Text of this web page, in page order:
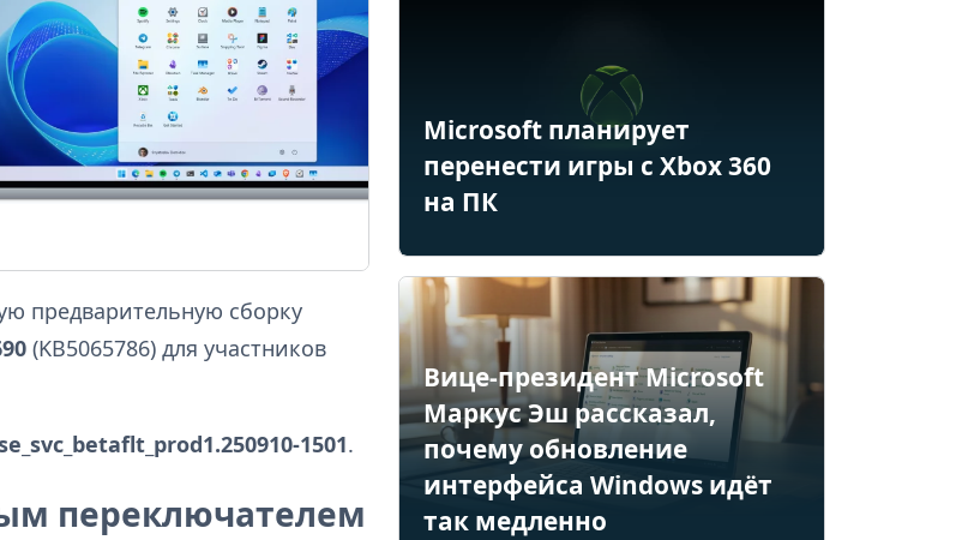
предварительную сборку
(KB5065786) для участников
1501.
переключателем
Microsoft планирует
перенести игры с Xbox 360
на ПК
Вице-президент Microsoft
Маркус Эш рассказал,
почему обновление
интерфейса Windows идёт
так медленно